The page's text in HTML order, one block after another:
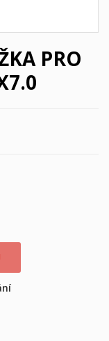
PRO
uložit do